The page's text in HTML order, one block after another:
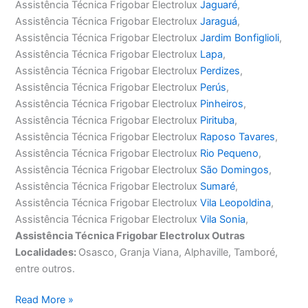
Assistência Técnica Frigobar ElectroluxJaguaré,
Assistência Técnica Frigobar ElectroluxJaraguá,
Assistência Técnica Frigobar ElectroluxJardim Bonfiglioli,
Assistência Técnica Frigobar Electrolux Lapa,
Assistência Técnica Frigobar Electrolux Perdizes,
Assistência Técnica Frigobar Electrolux Perús,
Assistência Técnica Frigobar Electrolux Pinheiros,
Assistência Técnica Frigobar Electrolux Pirituba,
Assistência Técnica Frigobar Electrolux Raposo Tavares,
Assistência Técnica Frigobar Electrolux Rio Pequeno,
Assistência Técnica Frigobar Electrolux São Domingos,
Assistência Técnica Frigobar Electrolux Sumaré,
Assistência Técnica Frigobar ElectroluxVila Leopoldina,
Assistência Técnica Frigobar ElectroluxVila Sonia,
Assistência Técnica Frigobar Electrolux Outras
Localidades: Osasco, Granja Viana, Alphaville, Tamboré,
entre outros.
Assistência
Read More »